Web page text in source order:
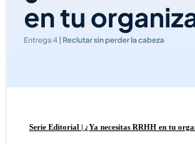
Serie Editorial | ¿Ya necesitas RRHH en tu